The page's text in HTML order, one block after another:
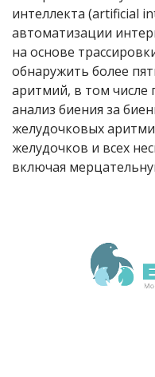
интеллекта (artificial
автоматизации
на основе
обнаружить более
аритмий, в том числе
анализ биения за
желудочковых
желудочков и всех
включая